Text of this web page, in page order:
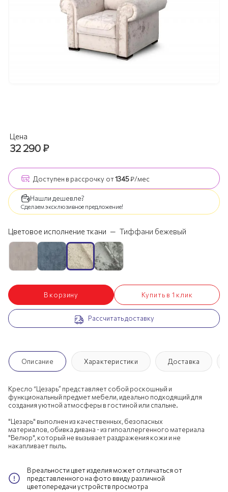
Цена
32 290₽
Доступен в рассрочку от1345₽/мес
Нашли дешевле?
Сделаем эксклюзивное предложение!
Цветовое исполнение ткани — Тиффани бежевый
В корзину Купить в 1 клик
Рассчитать доставку
Описание Характеристики Доставка
Кресло “Цезарь” представляет собой роскошный и
функциональный предмет мебели, идеально подходящий для
создания уютной атмосферы в гостиной или спальне.
"Цезарь" выполнен из качественных, безопасных
материалов, обивка дивана - из гипоаллергенного материала
"Велюр", который не вызывает раздражения кожи и не
накапливает пыль.
В реальности цвет изделия может отличаться от
представленного на фото ввиду различной
цветопередачи устройств просмотра